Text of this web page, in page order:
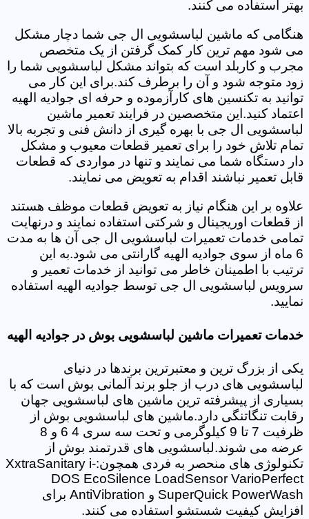
بهتر استفاده می کنند.
هنگامی که ماشین لباسشویی ال جی شما دچار مشکل
می شود مهم ترین کار کمک گرفتن از یک متخصص
مجرب و کاربلد است که بتواند مشکل لباسشویی شما را
زود متوجه شود و آن را برطرف کند.برای این کار می
توانید به تکنسین های کارآزموده و حرفه ای جوادیه الهیه
اعتماد کنید.این متخصصین در فرایند تعمیر ماشین
لباسشویی ال جی با بهره گیری از دانش فنی و تجربه بالا
تمام تلاش خود را برای تعمیر قطعات معیوب و مشکل
دار دستگاه شما می نمایند و تنها در مواردی که قطعات
قابل تعمیر نباشند اقدام به تعویض می نمایند.
علاوه بر این هنگام نیاز به تعویض قطعات موظف هستند
از قطعات اوریجینال و شرکتی استفاده نمایند و درنهایت
تمامی خدمات تعمیرات لباسشویی ال جی آن ها به مدت
6 ماه از سوی جوادیه الهیه گارانتی می شود.به این
ترتیب با اطمینان خاطر می توانید از خدمات تعمیر و
سرویس لباسشویی ال جی توسط جوادیه الهیه استفاده
نمایید.
خدمات تعمیرات ماشین لباسشویی بوش در جوادیه الهیه
یکی از بزرگ ترین و معتبرترین برندها در دنیای
لباسشویی های درب از جلو برند آلمانی بوش است که با
بسیاری از پیشرفته ترین ماشین های لباسشویی جهان
رقابت تنگاتنگی دارد.ماشین های لباسشویی بوش از
ظرفیت 7 تا 9 کیلوگرمی و تحت سه سری 4 6 و 8
عرضه می شوند.لباسشویی های قدرتمند بوش از
تکنولوژی های منحصر به فردی همچون:XxtraSanitary i-
DOS EcoSilence LoadSensor VarioPerfect
SuperQuick PowerWash و AntiVibration برای
افزایش کیفیت شستشو استفاده می کنند.